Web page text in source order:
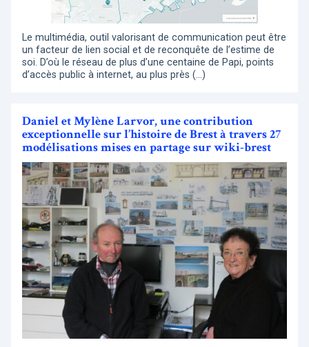
Le multimédia, outil valorisant de communication peut être
un facteur de lien social et de reconquête de l’estime de
soi. D’où le réseau de plus d’une centaine de Papi, points
d’accès public à internet, au plus près (…)
Daniel et Mylène Larvor, une contribution
exceptionnelle sur l’histoire de Brest à travers 27
modélisations mises en partage sur wiki-brest